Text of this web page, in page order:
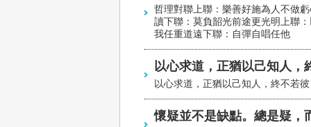
哲理對聯上聯：樂善好施為人不做
讀下聯：莫負韶光前途更光明上聯
我任重道遠下聯：自彈自唱任他
以心求道，正猶以己知人，
以心求道，正猶以己知人，終不若
懷疑並不是缺點。總是疑，